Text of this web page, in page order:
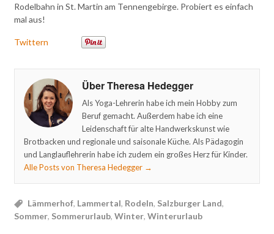
Rodelbahn in St. Martin am Tennengebirge. Probiert es einfach
mal aus!
Twittern
Über Theresa Hedegger
Als Yoga-Lehrerin habe ich mein Hobby zum
Beruf gemacht. Außerdem habe ich eine
Leidenschaft für alte Handwerkskunst wie
Brotbacken und regionale und saisonale Küche. Als Pädagogin
und Langlauflehrerin habe ich zudem ein großes Herz für Kinder.
Alle Posts von Theresa Hedegger →
Lämmerhof, Lammertal, Rodeln, Salzburger Land,
Sommer, Sommerurlaub, Winter, Winterurlaub